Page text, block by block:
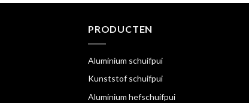
PRODUCTEN
Aluminium schuifpui
Kunststof schuifpui
Aluminium hefschuifpui